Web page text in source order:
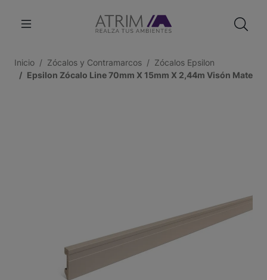
Inicio Zócalos y Contramarcos
Zócalos Epsilon
Epsilon Zócalo Line 70mm X 15mm X 2,44m Visón Mate